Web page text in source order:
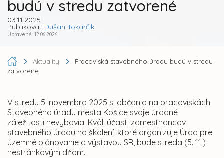
budú v stredu zatvorené
03.11.2025
Publikoval: Dušan Tokarčík
Upravené: 12.06.2026
Aktuality
Pracoviská stavebného úradu budú v stredu
zatvorené
V stredu 5. novembra 2025 si občania na pracoviskách
Stavebného úradu mesta Košice svoje úradné
záležitosti nevybavia. Kvôli účasti zamestnancov
stavebného úradu na školení, ktoré organizuje Úrad pre
územné plánovanie a výstavbu SR, bude streda (5. 11.)
nestránkovým dňom.